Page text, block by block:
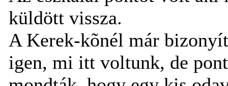
küldött vissza.
A Kerek-kõnél már
igen, mi itt voltunk, de